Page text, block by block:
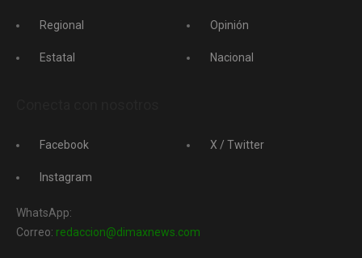
Regional
Estatal
Opinión
Nacional
Facebook
Instagram
X / Twitter
WhatsApp:
Correo: redaccion@dimaxnews.com